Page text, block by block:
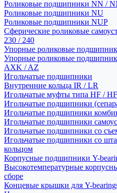
Роликовые подшипники NN /
Роликовые подшипники NU
Роликовые подшипники NUP
Сферические роликовые
230 / 240
Упорные роликовые
Упорные роликовые
AXK / AZ
Игольчатые подшипники
Внутренние кольца IR / LR
Игольчатые муфты типа HF /
Игольчатые подшипники
Игольчатые подшипники
Игольчатые подшипники
Игольчатые подшипники со
Игольчатые подшипники со
кольцом
Корпусные подшипники Y-
Высокотемпературные
сборе
Концевые крышки для Y-